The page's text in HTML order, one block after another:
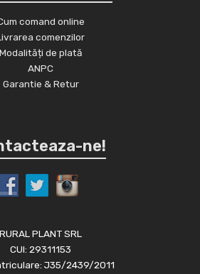
comand online
comenzilor
Modalități de plată
ANPC
Garantie & Retur
ne!
RURAL PLANT SRL
CUI: 29311153
J35/2439/2011